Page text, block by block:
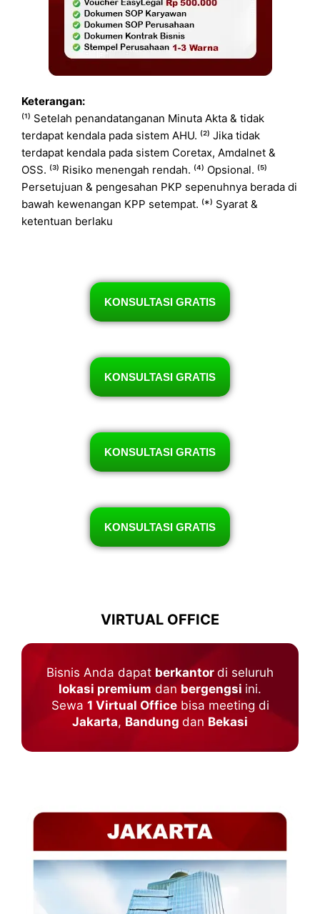
Keterangan:
⁽¹⁾ Setelah penandatanganan Minuta Akta & tidak
terdapat kendala pada sistem AHU. ⁽²⁾ Jika tidak
terdapat kendala pada sistem Coretax, Amdalnet &
OSS. ⁽³⁾ Risiko menengah rendah. ⁽⁴⁾ Opsional. ⁽⁵⁾
Persetujuan & pengesahan PKP sepenuhnya berada di
bawah kewenangan KPP setempat. ⁽*⁾ Syarat &
ketentuan berlaku
KONSULTASI GRATIS
KONSULTASI GRATIS
KONSULTASI GRATIS
KONSULTASI GRATIS
VIRTUAL OFFICE
Bisnis Anda dapat berkantor di seluruh
lokasi premium dan bergengsi ini.
Sewa 1 Virtual Officebisa meeting di
Jakarta, Bandung dan Bekasi